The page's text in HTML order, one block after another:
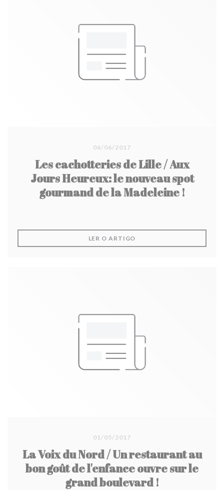
06/06/2017
Les cachotteries de Lille / Aux
Jours Heureux: le nouveau spot
gourmand de la Madeleine !
LER O ARTIGO
01/05/2017
La Voix du Nord / Un restaurant au
bon goût de l'enfance ouvre sur le
grand boulevard !